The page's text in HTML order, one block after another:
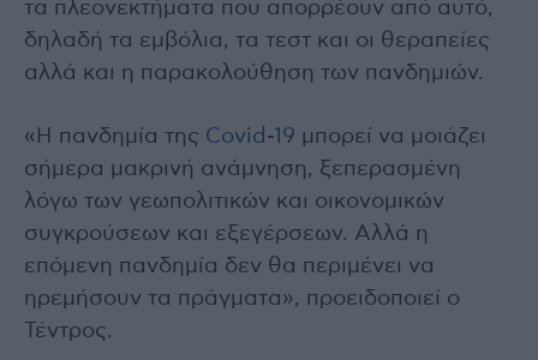
τα πλεονεκτήματα που απορρέουν από αυτό,
δηλαδή τα εμβόλια, τα τεστ και οι θεραπείες
αλλά και η παρακολούθηση των πανδημιών.
«Η πανδημία της Covid-19 μπορεί να μοιάζει
σήμερα μακρινή ανάμνηση, ξεπερασμένη
λόγω των γεωπολιτικών και οικονομικών
συγκρούσεων και εξεγέρσεων. Αλλά η
επόμενη πανδημία δεν θα περιμένει να
ηρεμήσουν τα πράγματα», προειδοποιεί ο
Τέντρος.